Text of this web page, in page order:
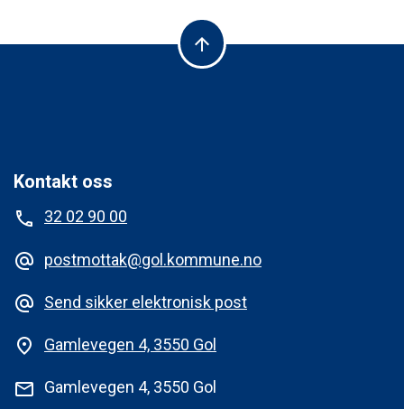
arrow_upward
Kontakt oss
phone
32 02 90 00
alternate_email postmottak@gol.kommune.no
alternate_email Send sikker elektronisk post
place Gamlevegen 4, 3550 Gol
mail Gamlevegen 4, 3550 Gol